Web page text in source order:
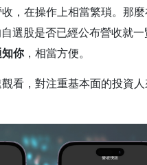
，在操作上相當繁瑣。那麼
選股是否已經公布營收就一
你，相當方便。
看，對注重基本面的投資